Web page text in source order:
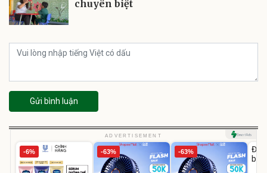
chuyên biệt
Gửi bình luận
ADVERTISEMENT
-6% -63% -63%
Đai
bé